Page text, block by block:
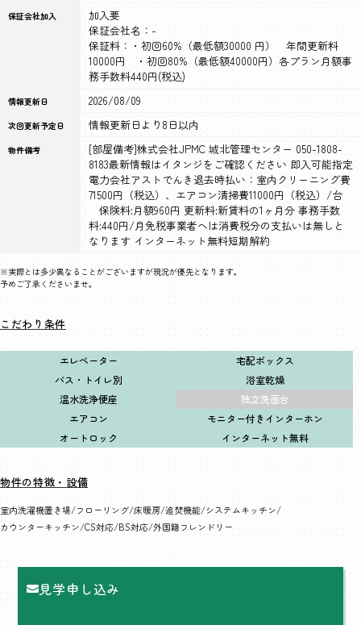
※実際とは多少異なることがございますが現況が優先となります。
予めご了承くださいませ。
保証会社加入
加入要
保証会社名：-
保証料：・初回60%（最低額30000 円） 年間更新料
10000円 ・初回80%（最低額40000円）各プラン月額事
務手数料440円(税込)
情報更新日 2026/08/09
次回更新予定日 情報更新日より8日以内
物件備考
[部屋備考]株式会社JPMC 城北管理センター 050-1808-
8183最新情報はイタンジをご確認ください 即入可能指定
電力会社アストでんき退去時払い：室内クリーニング費
71500円（税込）、エアコン清掃費11000円（税込）/台
保険料:月額960円 更新料:新賃料の1ヶ月分 事務手数
料:440円/月免税事業者へは消費税分の支払いは無しと
なります インターネット無料短期解約
こだわり条件
エレベーター
宅配ボックス
バス・トイレ別
浴室乾燥
温水洗浄便座
独立洗面台
エアコン
モニター付きインターホン
オートロック
インターネット無料
物件の特徴・設備
室内洗濯機置き場 フローリング 床暖房 追焚機能 システムキッチン
カウンターキッチン CS対応 BS対応 外国籍フレンドリー
見学申し込み